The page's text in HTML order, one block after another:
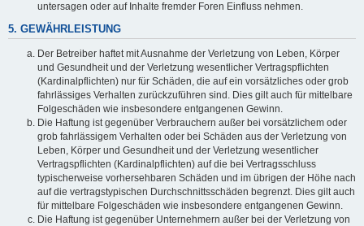
untersagen oder auf Inhalte fremder Foren Einfluss nehmen.
5. GEWÄHRLEISTUNG
Der Betreiber haftet mit Ausnahme der Verletzung von Leben, Körper
und Gesundheit und der Verletzung wesentlicher Vertragspflichten
(Kardinalpflichten) nur für Schäden, die auf ein vorsätzliches oder grob
fahrlässiges Verhalten zurückzuführen sind. Dies gilt auch für mittelbare
Folgeschäden wie insbesondere entgangenen Gewinn.
Die Haftung ist gegenüber Verbrauchern außer bei vorsätzlichem oder
grob fahrlässigem Verhalten oder bei Schäden aus der Verletzung von
Leben, Körper und Gesundheit und der Verletzung wesentlicher
Vertragspflichten (Kardinalpflichten) auf die bei Vertragsschluss
typischerweise vorhersehbaren Schäden und im übrigen der Höhe nach
auf die vertragstypischen Durchschnittsschäden begrenzt. Dies gilt auch
für mittelbare Folgeschäden wie insbesondere entgangenen Gewinn.
Die Haftung ist gegenüber Unternehmern außer bei der Verletzung von